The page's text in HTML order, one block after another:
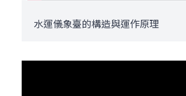
水運儀象臺的構造與運作原理